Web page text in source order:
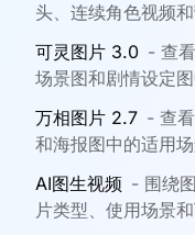
头、连续角色视频
可灵图片 3.0 - 查
场景图和剧情设定
万相图片 2.7 - 查
和海报图中的适用
AI图生视频 - 围绕
片类型、使用场景